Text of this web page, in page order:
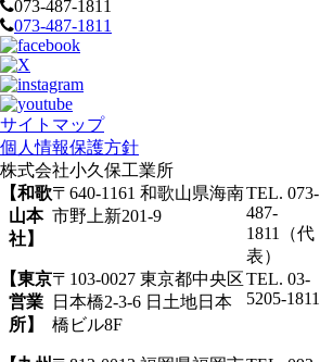
073-487-1811
073-487-1811
サイトマップ
個人情報保護方針
株式会社小久保工業所
【和歌
山本
社】
〒640-1161 和歌山県海南
市野上新201-9
TEL. 073-
487-
1811（代
表）
【東京
営業
所】
〒103-0027 東京都中央区
日本橋2-3-6 日土地日本
橋ビル8F
TEL. 03-
5205-1811